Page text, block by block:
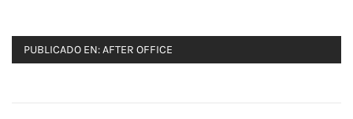
PUBLICADO EN:AFTER OFFICE